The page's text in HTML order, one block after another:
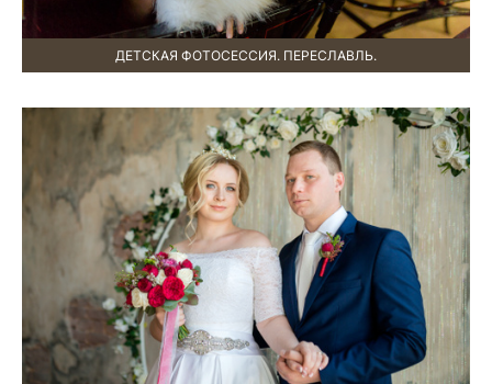
ДЕТСКАЯ ФОТОСЕССИЯ. ПЕРЕСЛАВЛЬ.